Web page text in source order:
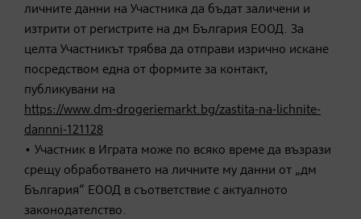
личните данни на Участника да бъдат заличени и
изтрити от регистрите на дм България ЕООД. За
целта Участникът трябва да отправи изрично искане
посредством една от формите за контакт,
публикувани на
https://www.dm-drogeriemarkt.bg/zastita-na-lichnite-
dannni-121128
• Участник в Играта може по всяко време да възрази
срещу обработването на личните му данни от „дм
България“ ЕООД в съответствие с актуалното
законодателство.